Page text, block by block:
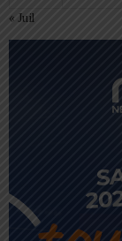
« Juil